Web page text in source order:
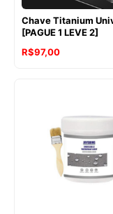
Chave Titanium
[PAGUE 1 LEVE 2]
R$97,00